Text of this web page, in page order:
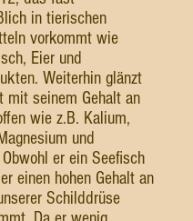
in tierischen
vorkommt wie
Eier und
Weiterhin glänzt
mit seinem Gehalt an
wie z.B. Kalium,
und
Obwohl er ein Seefisch
einen hohen Gehalt an
Schilddrüse